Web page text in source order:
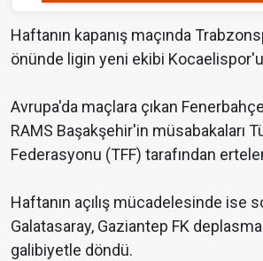
Haftanın kapanış maçında
önünde ligin yeni ekibi
Avrupa'da maçlara çıkan
RAMS Başakşehir'in müsabakaları
Federasyonu (TFF) tarafından
Haftanın açılış mücadelesinde ise
Galatasaray, Gaziantep FK
galibiyetle döndü.